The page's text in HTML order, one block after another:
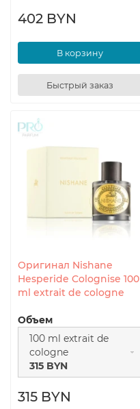
402 BYN
В корзину
Быстрый заказ
Оригинал Nishane
Hesperide Colognise 100
ml extrait de cologne
Объем
100 ml extrait de
cologne
315 BYN
315 BYN